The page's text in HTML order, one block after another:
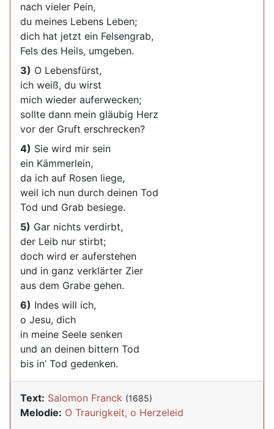
nach vieler Pein,
du meines Lebens Leben;
dich hat jetzt ein Felsengrab,
Fels des Heils, umgeben.
3) O Lebensfürst,
ich weiß, du wirst
mich wieder auferwecken;
sollte dann mein gläubig Herz
vor der Gruft erschrecken?
4) Sie wird mir sein
ein Kämmerlein,
da ich auf Rosen liege,
weil ich nun durch deinen Tod
Tod und Grab besiege.
5) Gar nichts verdirbt,
der Leib nur stirbt;
doch wird er auferstehen
und in ganz verklärter Zier
aus dem Grabe gehen.
6) Indes will ich,
o Jesu, dich
in meine Seele senken
und an deinen bittern Tod
bis in’ Tod gedenken.
Text: Salomon Franck (1685)
Melodie: O Traurigkeit, o Herzeleid